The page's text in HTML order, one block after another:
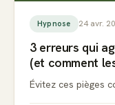
Hypnose 24 avr.
3 erreurs qui
(et comment
Évitez ces pièges